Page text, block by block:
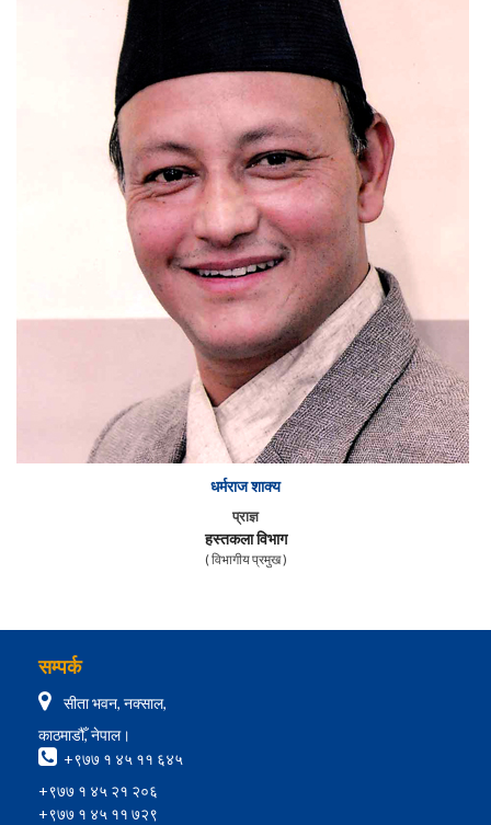
धर्मराज शाक्य
प्राज्ञ
हस्तकला विभाग
( विभागीय प्रमुख )
सम्पर्क
सीता भवन, नक्साल,
काठमाडौँ, नेपाल।
+९७७ १ ४५ ११ ६४५
+९७७ १ ४५ २१ २०६
+९७७ १ ४५ ११ ७२९